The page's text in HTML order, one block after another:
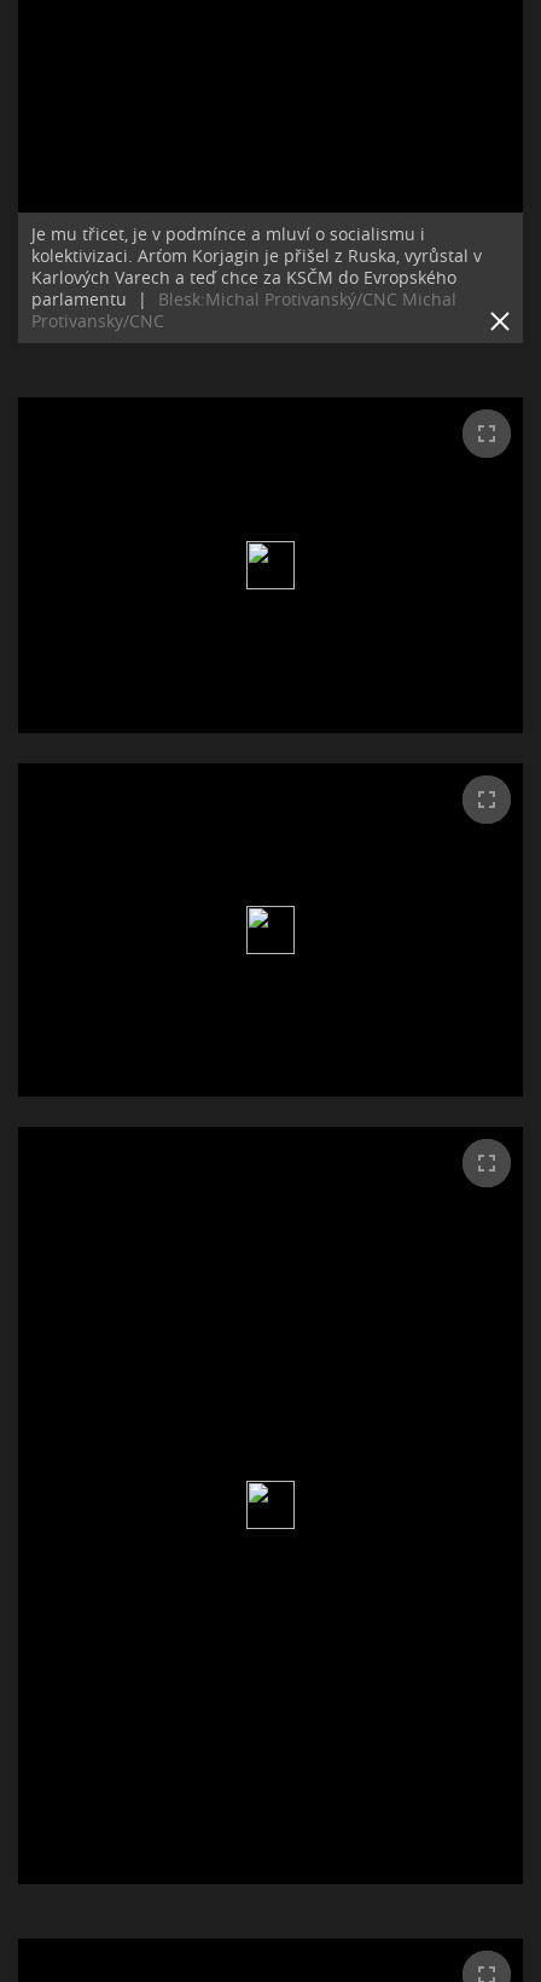
Je mu třicet, je v podmínce a mluví o socialismu i
kolektivizaci. Arťom Korjagin je přišel z Ruska, vyrůstal v
Karlových Varech a teď chce za KSČM do Evropského
parlamentu
|
Blesk:Michal Protivanský/CNC Michal
Protivansky/CNC